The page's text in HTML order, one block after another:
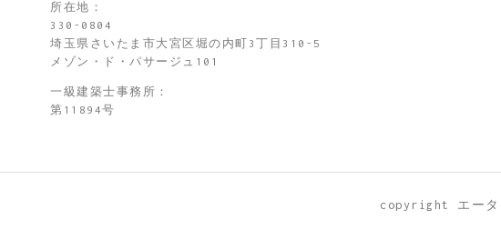
所在地：
330-0804
埼玉県さいたま市大宮区堀の内町3丁目310-5
メゾン・ド・パサージュ101
一級建築士事務所：
第11894号
copyright エー